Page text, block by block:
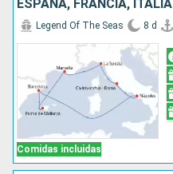
ESPAÑA, FRANCIA, ITALIA
Comidas incluidas
Legend Of The Seas 8 d